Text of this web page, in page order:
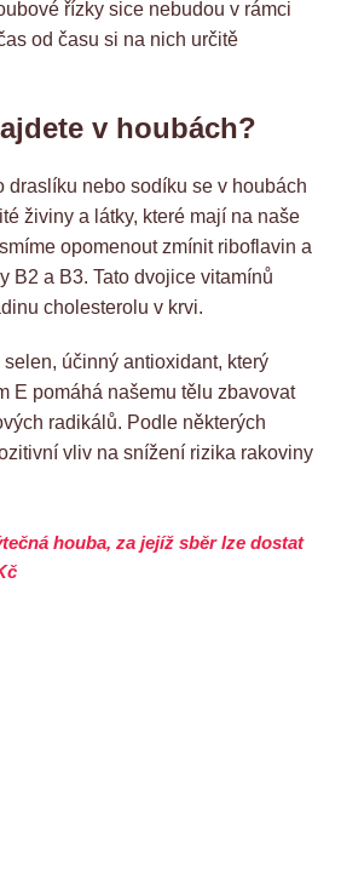
řízky sice nebudou v rámci
od času si na nich určitě
v houbách?
draslíku nebo sodíku se v houbách
živiny a látky, které mají na naše
opomenout zmínit riboflavin a
B2 a B3. Tato dvojice vitamínů
cholesterolu v krvi.
účinný antioxidant, který
E pomáhá našemu tělu zbavovat
radikálů. Podle některých
vliv na snížení rizika rakoviny
houba, za jejíž sběr lze dostat